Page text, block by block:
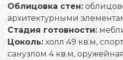
Облицовка стен:
архитектурными
Стадия готовности:
Цоколь: холл 49 кв.м,
санузлом 4 кв.м,